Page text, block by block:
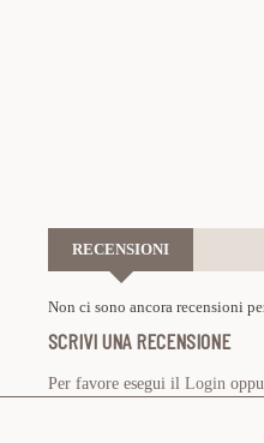
RECENSIONI
Non ci sono ancora recensioni
SCRIVI UNA RECENSIONE
Per favore esegui il Login